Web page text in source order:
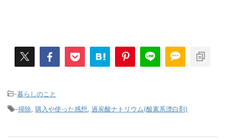
-暮らしのこと
-掃除, 購入や使った感想, 過炭酸ナトリウム(酸素系漂白剤)